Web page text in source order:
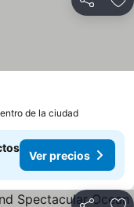
Compartir
de la ciudad
Ver precios